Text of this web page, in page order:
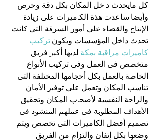
كل مايحدث داخل المكان بكل دقة وحرص
وأيضا ساعدت هذة الكاميرات على زيادة
الإنتاج والقضاء على أمور السرقة التى كانت
تحدث داخل المؤسسات ويكون تركيب
كاميرات مراقبة بمكة لديها أكبر فريق
متخصص فى العمل وفى تركيب الأنواع
الخاصة بالعمل بكل أحجامها المختلفة التى
تناسب المكان وتعمل على توفير الأمان
والراحة النفسية لأصحاب المكان وتحقيق
الأهداف المطلوبة فى عملهم المنشود فى
تصميم أفضل الكاميرات التى تخصص ويتم
وضعها بكل إتقان والتزام من الفريق